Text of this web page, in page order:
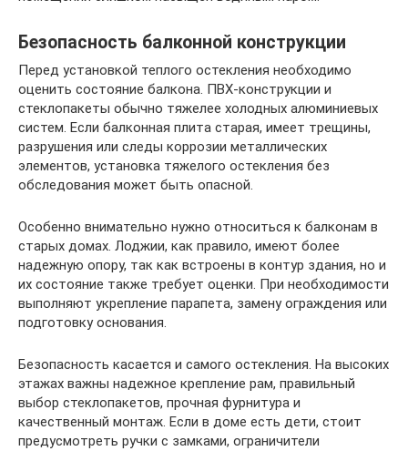
Безопасность балконной конструкции
Перед установкой теплого остекления необходимо
оценить состояние балкона. ПВХ-конструкции и
стеклопакеты обычно тяжелее холодных алюминиевых
систем. Если балконная плита старая, имеет трещины,
разрушения или следы коррозии металлических
элементов, установка тяжелого остекления без
обследования может быть опасной.
Особенно внимательно нужно относиться к балконам в
старых домах. Лоджии, как правило, имеют более
надежную опору, так как встроены в контур здания, но и
их состояние также требует оценки. При необходимости
выполняют укрепление парапета, замену ограждения или
подготовку основания.
Безопасность касается и самого остекления. На высоких
этажах важны надежное крепление рам, правильный
выбор стеклопакетов, прочная фурнитура и
качественный монтаж. Если в доме есть дети, стоит
предусмотреть ручки с замками, ограничители